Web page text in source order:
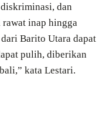
dan
inap hingga
Barito Utara dapat
pulih, diberikan
kata Lestari.